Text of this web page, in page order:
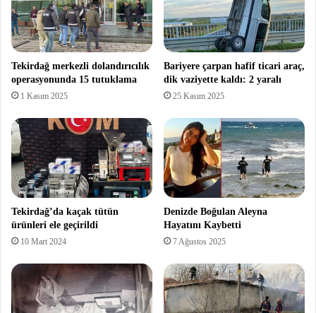
Tekirdağ merkezli dolandırıcılık
operasyonunda 15 tutuklama
1 Kasım 2025
Bariyere çarpan hafif ticari araç,
dik vaziyette kaldı: 2 yaralı
25 Kasım 2025
Tekirdağ’da kaçak tütün
ürünleri ele geçirildi
10 Mart 2024
Denizde Boğulan Aleyna
Hayatını Kaybetti
7 Ağustos 2025